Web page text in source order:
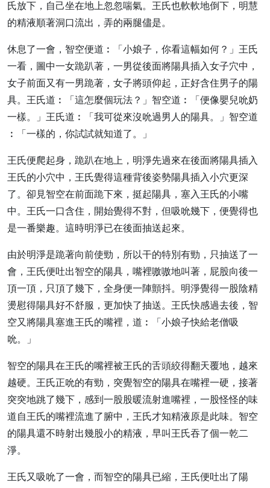
氏放下，自己坐在地上忽忽喘氣。王氏也軟軟地倒下，明慧
的精液順著洞口流出，弄的兩腿儘是。
休息了一會，智空便道︰「小娘子，你看這幅如何？」王氏
一看，圖中一女跪趴著，一男從後面將陽具插入女子穴中，
女子前面又有一男跪著，女子將頭仰起，正好含住男子的陽
具。王氏道︰「這怎麼個玩法？」智空道︰「便像嬰兒吮奶
一樣。」王氏道︰「我可從來沒吮過男人的陽具。」智空道
︰「一樣的，你試試就知道了。」
王氏便爬起身，跪趴在地上，明淨先過來在後面將陽具插入
王氏的小穴中，王氏覺得這種背後姿勢陽具插入小穴更深
了。卻見智空在前面跪下來，挺起陽具，塞入王氏的小嘴
中。王氏一口含住，開始覺得不對，但吸吮幾下，便覺得也
是一番樂趣。這時明淨已在後面抽送起來。
由於明淨是跪著向前使勁，所以干的特別有勁，只抽送了一
會，王氏便吐出智空的陽具，嘴裡嗷嗷地叫著，屁股向後一
頂一頂，只頂了幾下，全身便一陣顫抖。明淨覺得一股陰精
燙慰得陽具好不舒服，更加快了抽送。王氏快感過去後，智
空又將陽具塞進王氏的嘴裡，道︰「小娘子快給老僧吸
吮。」
智空的陽具在王氏的嘴裡被王氏的舌頭絞得翻天覆地，越來
越硬。王氏正吮的有勁，突覺智空的陽具在嘴裡一硬，接著
突突地跳了幾下，感到一股股暖流射進嘴裡，一股怪怪的味
道自王氏的嘴裡流進了腑中，王氏才知精液原是此味。智空
的陽具還不時射出幾股小的精液，早叫王氏吞了個一乾二
淨。
王氏又吸吮了一會，而智空的陽具已縮，王氏便吐出了陽